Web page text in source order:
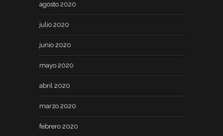
agosto 2020
julio 2020
junio 2020
mayo 2020
abril 2020
marzo 2020
febrero 2020